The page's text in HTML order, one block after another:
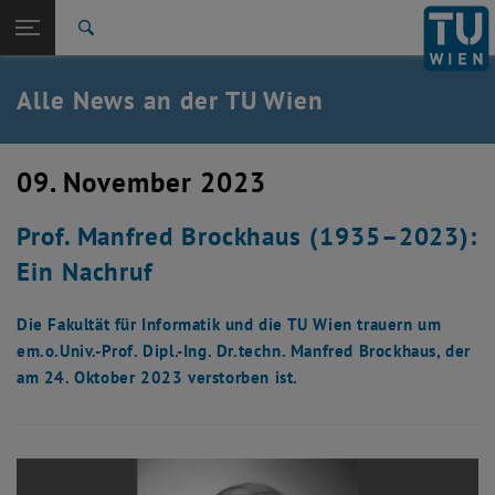
TU Login
Quicklinks
Quicklinks-Menü umschalten
Studium
Karriere
Zurück: Subseiten von TU Wien Startseite auflisten
Zurück zur letzten Ebene:
TU Wien Startseite
Übersicht
Alle News an der TU Wien
09. November 2023
Prof. Manfred Brockhaus (1935–2023):
Ein Nachruf
Die Fakultät für Informatik und die TU Wien trauern um
em.o.Univ.-Prof. Dipl.-Ing. Dr.techn. Manfred Brockhaus, der
am 24. Oktober 2023 verstorben ist.